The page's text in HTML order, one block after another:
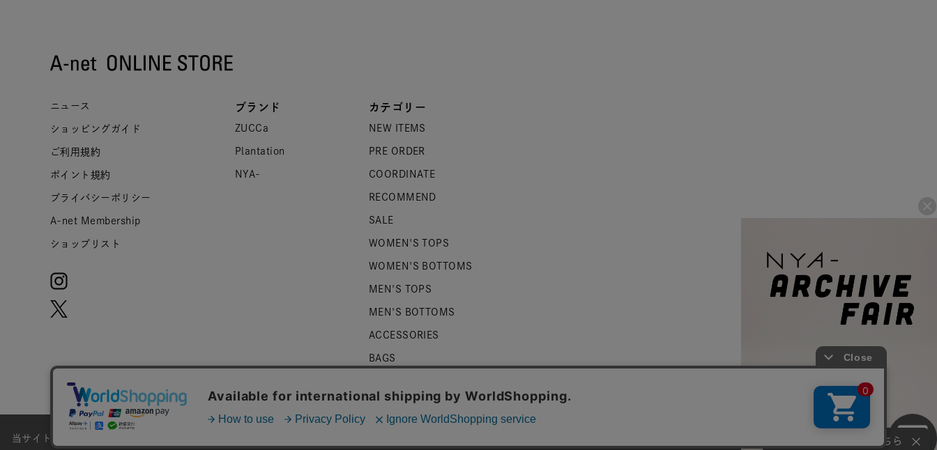
ニュース
ショッピングガイド
ご利用規約
ポイント規約
プライバシーポリシー
A-net Membership
ショップリスト
ブランド
ZUCCa
Plantation
NYA-
カテゴリー
NEW ITEMS
PRE ORDER
COORDINATE
RECOMMEND
SALE
WOMEN'S TOPS
WOMEN'S BOTTOMS
MEN'S TOPS
MEN'S BOTTOMS
ACCESSORIES
BAGS
ZUCCa LOGO
BASIC © 2007-2026 A-net Inc.
当サイトではお客様のウェブサイト体験をより向上させる為にCookieを使用しております。詳細は お問い合わせはこちら